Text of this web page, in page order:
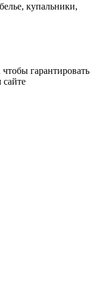
купальники,
гарантировать